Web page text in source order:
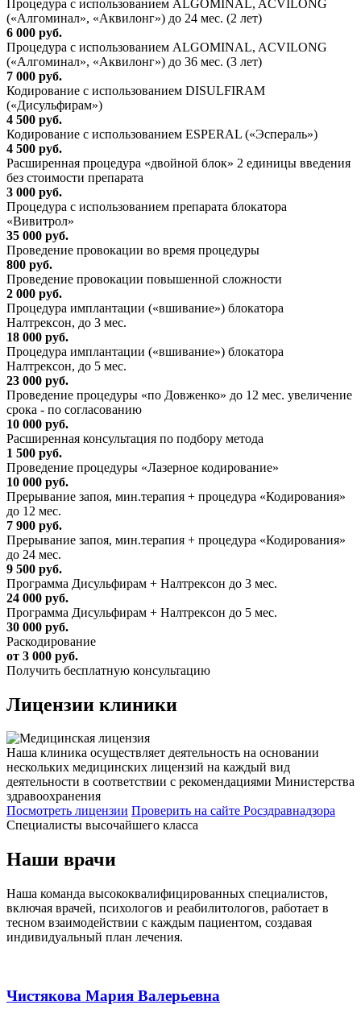
Процедура с использованием ALGOMINAL, ACVILONG
(«Алгоминал», «Аквилонг») до 24 мес. (2 лет)
6 000 руб.
Процедура с использованием ALGOMINAL, ACVILONG
(«Алгоминал», «Аквилонг») до 36 мес. (3 лет)
7 000 руб.
Кодирование с использованием DISULFIRAM
(«Дисульфирам»)
4 500 руб.
Кодирование с использованием ESPERAL («Эспераль»)
4 500 руб.
Расширенная процедура «двойной блок» 2 единицы введения
без стоимости препарата
3 000 руб.
Процедура с использованием препарата блокатора
«Вивитрол»
35 000 руб.
Проведение провокации во время процедуры
800 руб.
Проведение провокации повышенной сложности
2 000 руб.
Процедура имплантации («вшивание») блокатора
Налтрексон, до 3 мес.
18 000 руб.
Процедура имплантации («вшивание») блокатора
Налтрексон, до 5 мес.
23 000 руб.
Проведение процедуры «по Довженко» до 12 мес. увеличение
срока - по согласованию
10 000 руб.
Расширенная консультация по подбору метода
1 500 руб.
Проведение процедуры «Лазерное кодирование»
10 000 руб.
Прерывание запоя, мин.терапия + процедура «Кодирования»
до 12 мес.
7 900 руб.
Прерывание запоя, мин.терапия + процедура «Кодирования»
до 24 мес.
9 500 руб.
Программа Дисульфирам + Налтрексон до 3 мес.
24 000 руб.
Программа Дисульфирам + Налтрексон до 5 мес.
30 000 руб.
Раскодирование
от 3 000 руб.
Получить бесплатную консультацию
Лицензии клиники
Наша клиника осуществляет деятельность на основании
нескольких медицинских лицензий на каждый вид
деятельности в соответствии с рекомендациями Министерства
здравоохранения
Посмотреть лицензии Проверить на сайте Росздравнадзора
Специалисты высочайшего класса
Наши врачи
Наша команда высококвалифицированных специалистов,
включая врачей, психологов и реабилитологов, работает в
тесном взаимодействии с каждым пациентом, создавая
индивидуальный план лечения.
Чистякова Мария Валерьевна